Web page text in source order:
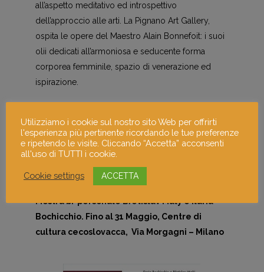
all’aspetto meditativo ed introspettivo
dell’approccio alle arti. La Pignano Art Gallery,
ospita le opere del Maestro Alain Bonnefoit: i suoi
olii dedicati all’armoniosa e seducente forma
corporea femminile, spazio di venerazione ed
ispirazione.
Mostra bi-personale Břetislav Malý e Ilaria
Bochicchio. Fino al 31 Maggio, Centre di
cultura cecoslovacca, Via Morgagni – Milano
Utilizziamo i cookie sul nostro sito Web per offrirti
l'esperienza più pertinente ricordando le tue preferenze
e ripetendo le visite. Cliccando “Accetta” acconsenti
all'uso di TUTTI i cookie.
Cookie settings ACCETTA